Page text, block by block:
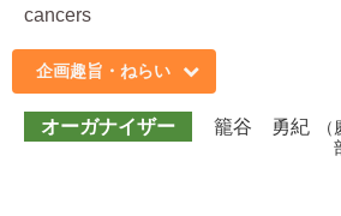
cancers
企画趣旨・ねらい
オーガナイザー 籠谷 勇紀